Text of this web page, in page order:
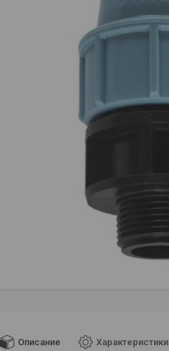
Описание Характеристики